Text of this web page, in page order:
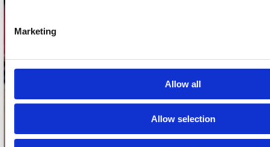
Marketing
Allow all
Allow selection
Concerto Amsterdam